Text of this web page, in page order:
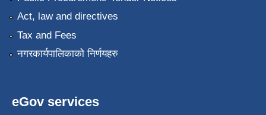
Act, law and directives
Tax and Fees
नगरकार्यपालिकाको निर्णयहरु
eGov services